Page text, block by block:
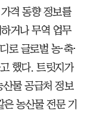
격 동향 정보를
거나 무역 업무
로 글로벌 농⋅축⋅
했다. 트릿지가
물 공급처 정보
농산물 전문 기